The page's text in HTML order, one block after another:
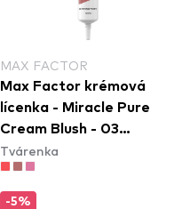
MAX FACTOR
Max Factor krémová
lícenka - Miracle Pure
Cream Blush - 03
Vintage Peony
Tvárenka
-5%